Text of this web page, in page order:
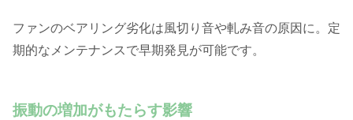
ファンのベアリング劣化は風切り音や軋み音の原因に。定
期的なメンテナンスで早期発見が可能です。
振動の増加がもたらす影響